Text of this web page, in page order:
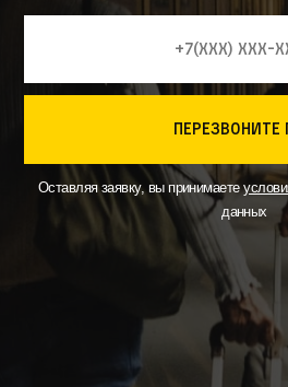
перезвоните
Оставляя заявку, вы принимаете
данных